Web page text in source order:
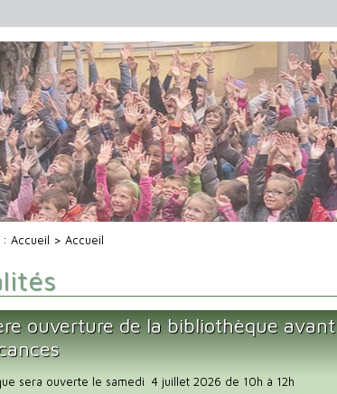
:Accueil > Accueil
ouverture de la bibliothèque avant
sera ouverte le samedi 4 juillet 2026 de 10h à 12h